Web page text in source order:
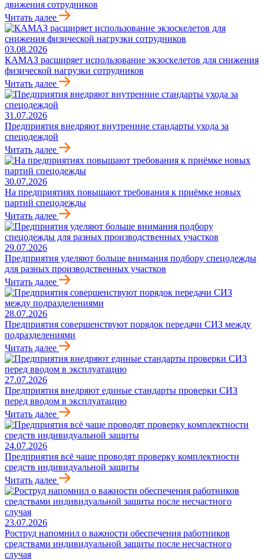
движения сотрудников
Читать далее
03.08.2026
КАМАЗ расширяет использование экзоскелетов для снижения
физической нагрузки сотрудников
Читать далее
31.07.2026
Предприятия внедряют внутренние стандарты ухода за
спецодеждой
Читать далее
30.07.2026
На предприятиях повышают требования к приёмке новых
партий спецодежды
Читать далее
29.07.2026
Предприятия уделяют больше внимания подбору спецодежды
для разных производственных участков
Читать далее
28.07.2026
Предприятия совершенствуют порядок передачи СИЗ между
подразделениями
Читать далее
27.07.2026
Предприятия внедряют единые стандарты проверки СИЗ
перед вводом в эксплуатацию
Читать далее
24.07.2026
Предприятия всё чаще проводят проверку комплектности
средств индивидуальной защиты
Читать далее
23.07.2026
Роструд напомнил о важности обеспечения работников
средствами индивидуальной защиты после несчастного
случая